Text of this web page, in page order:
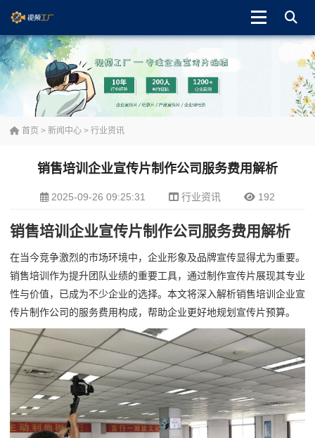
首页 > 新闻中心 > 行业资讯
销售培训企业宣传片制作公司服务费用解析
2025-09-26 09:25:31 行业资讯 192
销售培训企业宣传片制作公司服务费用解析
在当今竞争激烈的市场环境中，企业形象及品牌宣传显得尤为重要。
销售培训作为提升团队业绩的重要工具，通过制作宣传片展现其专业
性与价值，已成为不少企业的选择。本文将深入解析销售培训企业宣
传片制作公司的服务费用构成，帮助企业更好地规划宣传片预算。